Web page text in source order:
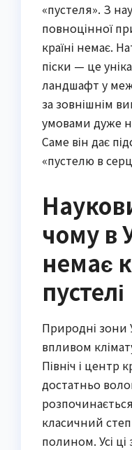
«пустеля». З
повноцінної
країні немає.
піски — це
ландшафт у
за зовнішнім
умовами дуже
Саме він дає
«пустелю в
чому в
немає
пустелі
Природні зони
впливом
Північ і центр
достатньо
класичний
полином. Усі